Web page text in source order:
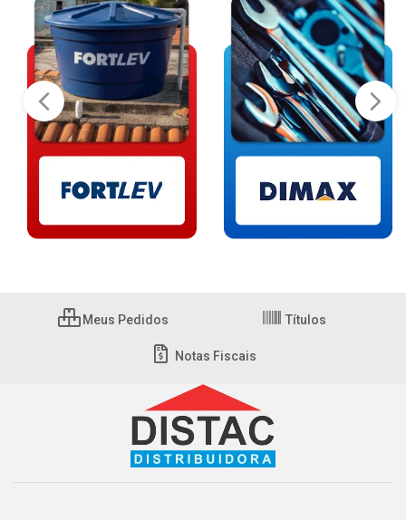
Meus Pedidos Títulos
Notas Fiscais